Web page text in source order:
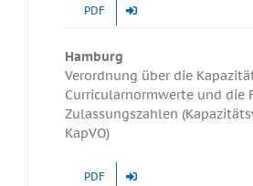
PDF
Hamburg
Verordnung über die
Curricularnormwerte und die
Zulassungszahlen
KapVO)
PDF